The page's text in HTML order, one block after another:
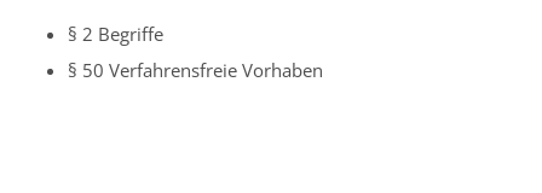
§ 2 Begriffe
§ 50 Verfahrensfreie Vorhaben